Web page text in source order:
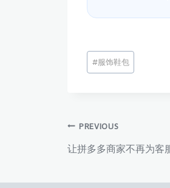
文
章
#服饰鞋包
文PREVIOUS
让拼多多商家不再为客